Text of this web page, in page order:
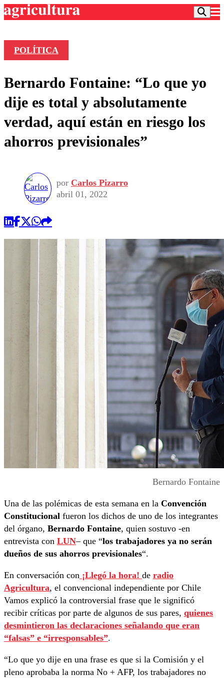
Frecuencias
Agricultura TV
Deportes
Colo Colo
Motor
Torneo Internacional
Torneo Nacional
Entretención
Noticias
Internacional
Nacional
Vida Social
Programas
Comercial
POLÍTICA
Bernardo Fontaine: “Lo que yo
dije es total y absolutamente
verdad, aquí están en riesgo los
ahorros previsionales”
por Carlos Pizarro
abril 01, 2022
Bernardo Fontaine
Una de las polémicas de esta semana en la Convención
Constitucional fueron los dichos de uno de los integrantes
del órgano, Bernardo Fontaine, quien sostuvo -en
entrevista con LUN– que “los trabajadores ya no serán
dueños de sus ahorros previsionales“.
En conversación con ¡Llegó la hora! de radio
Agricultura, el convencional independiente por Chile
Vamos explicó la controversial frase que le significó
recibir críticas por parte de algunos de sus pares, quienes
desmintieron las declaraciones señalando que eran
“falsas” e “irresponsables”.
“Lo que yo dije en una frase es que si la Comisión y el
pleno aprobaba la norma No + AFP, los trabajadores no